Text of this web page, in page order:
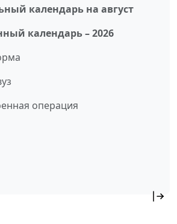
календарь на август
календарь – 2026
операция